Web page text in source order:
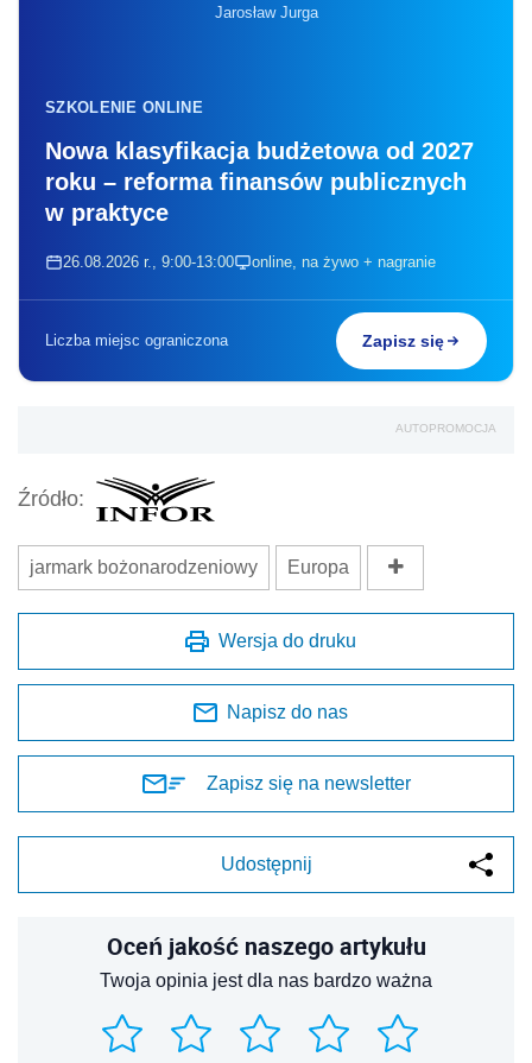
Jarosław Jurga
SZKOLENIE ONLINE
Nowa klasyfikacja budżetowa od 2027
roku – reforma finansów publicznych
w praktyce
26.08.2026 r., 9:00-13:00 online, na żywo + nagranie
Liczba miejsc ograniczona Zapisz się
AUTOPROMOCJA
Źródło:
jarmark bożonarodzeniowy Europa
Wersja do druku
Napisz do nas
Zapisz się na newsletter
Udostępnij
Oceń jakość naszego artykułu
Twoja opinia jest dla nas bardzo ważna